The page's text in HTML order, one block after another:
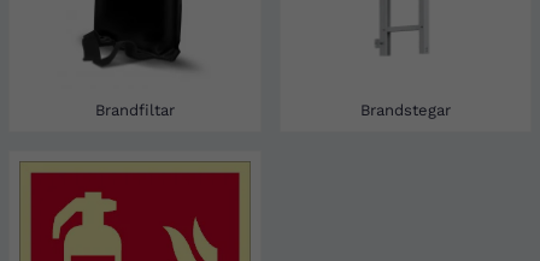
Brandfiltar Brandstegar